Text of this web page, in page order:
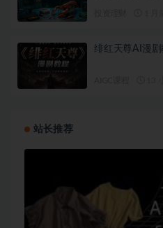
绯红天尊AI漫剧
站长推荐